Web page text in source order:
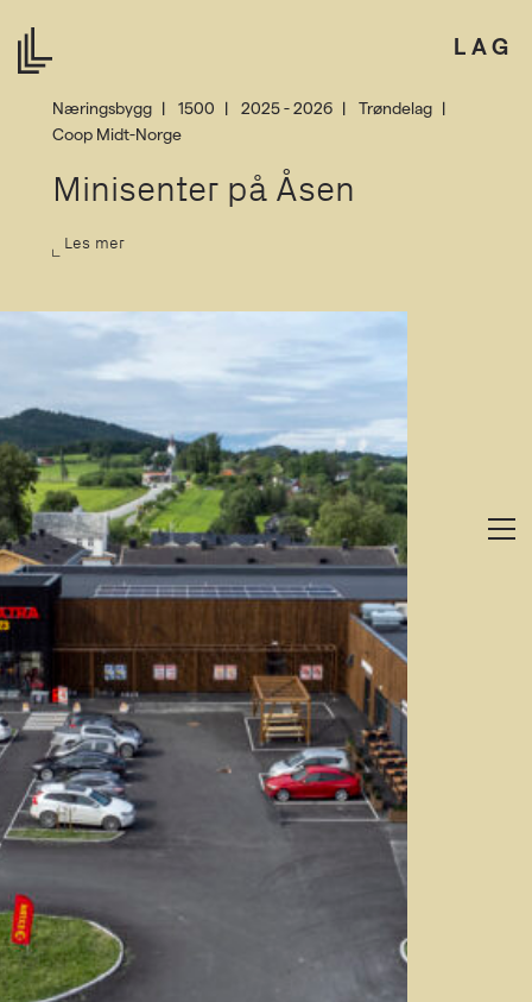
LAG
Næringsbygg 1500 2025 - 2026
Trøndelag
Coop Midt-Norge
Minisenter på Åsen
Les mer